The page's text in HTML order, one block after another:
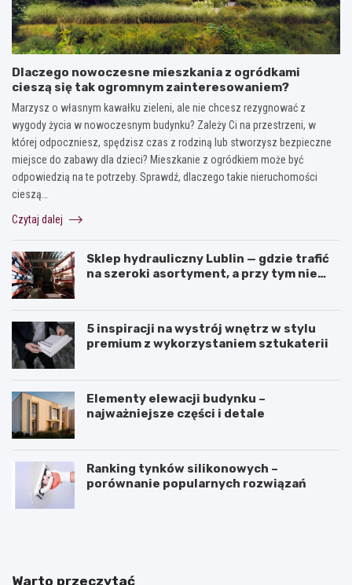
Dlaczego nowoczesne mieszkania z ogródkami
cieszą się tak ogromnym zainteresowaniem?
Marzysz o własnym kawałku zieleni, ale nie chcesz rezygnować z
wygody życia w nowoczesnym budynku? Zależy Ci na przestrzeni, w
której odpoczniesz, spędzisz czas z rodziną lub stworzysz bezpieczne
miejsce do zabawy dla dzieci? Mieszkanie z ogródkiem może być
odpowiedzią na te potrzeby. Sprawdź, dlaczego takie nieruchomości
cieszą…
Czytaj dalej
Sklep hydrauliczny Lublin — gdzie trafić
na szeroki asortyment, a przy tym nie
5 inspiracji na wystrój wnętrz w stylu
premium z wykorzystaniem sztukaterii
Elementy elewacji budynku –
najważniejsze części i detale
Ranking tynków silikonowych –
porównanie popularnych rozwiązań
J
k
K
c
Warto przeczytać